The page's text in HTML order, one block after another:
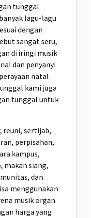
tunggal
lagu-lagu
dengan
sangat seru,
di iringi musik
dan penyanyi
natal
kami juga
tunggal untuk
reuni, sertijab,
perpisahan,
kampus,
makan siang,
dan
menggunakan
musik organ
harga yang